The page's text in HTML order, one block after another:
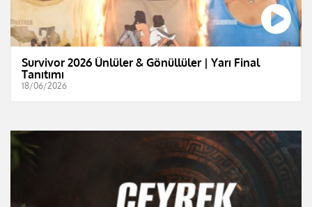
Survivor 2026 Ünlüler & Gönüllüler | Yarı Final
Tanıtımı
18/06/2026